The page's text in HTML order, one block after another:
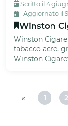
Scritto il 4
Aggiornato il
Winston
Winston
tabacco acre,
Winston
« 1 2